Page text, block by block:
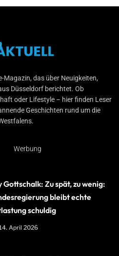
Magazin, das über Neuigkeiten,
Düsseldorf berichtet. Ob
oder Lifestyle – hier finden Leser
Geschichten rund um die
Werbung
Gottschalk: Zu spät, zu wenig:
bleibt echte
schuldig
April 2026